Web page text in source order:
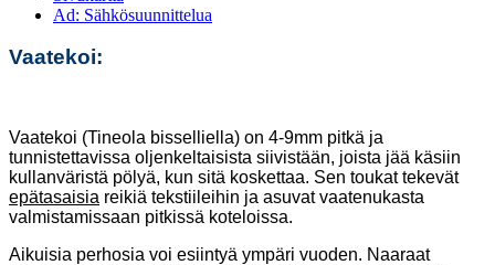
Ad: Sähkösuunnittelua
Vaatekoi:
Vaatekoi (Tineola bisselliella) on 4-9mm pitkä ja
tunnistettavissa oljenkeltaisista siivistään, joista jää käsiin
kullanväristä pölyä, kun sitä koskettaa. Sen toukat tekevät
epätasaisia reikiä tekstiileihin ja asuvat vaatenukasta
valmistamissaan pitkissä koteloissa.
Aikuisia perhosia voi esiintyä ympäri vuoden. Naaraat